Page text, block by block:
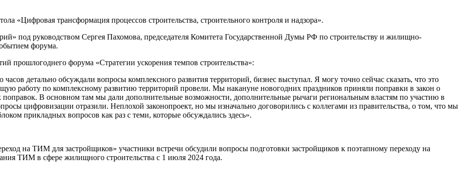
«Цифровая трансформация процессов строительства, строительного контроля и надзора».
под руководством Сергея Пахомова, председателя Комитета Государственной Думы РФ по строительству и жилищно-
форума.
прошлогоднего форума «Стратегии ускорения темпов строительства»:
детально обсуждали вопросы комплексного развития территорий, бизнес выступал. Я могу точно сейчас сказать, что это
работу по комплексному развитию территорий провели. Мы накануне новогодних праздников приняли поправки в закон о
В основном там мы дали дополнительные возможности, дополнительные рычаги региональным властям по участию в
цифровизации отразили. Неплохой законопроект, но мы изначально договорились с коллегами из правительства, о том, что мы
прикладных вопросов как раз с теми, которые обсуждались здесь».
на ТИМ для застройщиков» участники встречи обсудили вопросы подготовки застройщиков к поэтапному переходу на
ТИМ в сфере жилищного строительства с 1 июля 2024 года.